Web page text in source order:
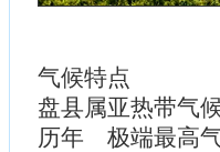
气候特点
盘县属亚热带气
历年 极端最高